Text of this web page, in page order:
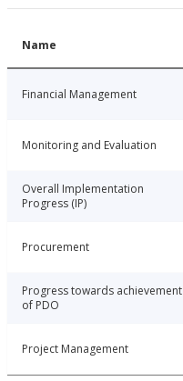
Name
Financial Management
Monitoring and Evaluation
Overall Implementation
Progress (IP)
Procurement
Progress towards achievement
of PDO
Project Management